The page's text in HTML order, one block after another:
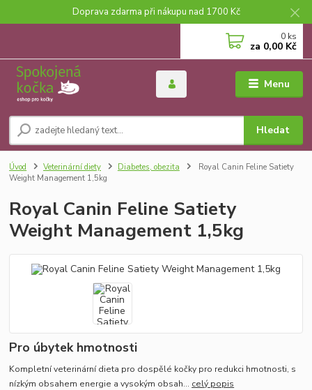
Doprava zdarma při nákupu nad 1700 Kč
Menu
Hledat
0 ks
za 0,00 Kč
Úvod Veterinární diety Diabetes, obezita
Royal Canin Feline Satiety
Weight Management 1,5kg
Royal Canin Feline Satiety
Weight Management 1,5kg
Pro úbytek hmotnosti
Kompletní veterinární dieta pro dospělé kočky pro redukci hmotnosti, s
nízkým obsahem energie a vysokým obsah... celý popis